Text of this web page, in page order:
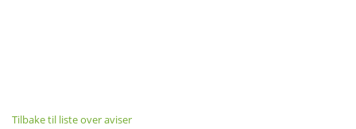
Tilbake til liste over aviser